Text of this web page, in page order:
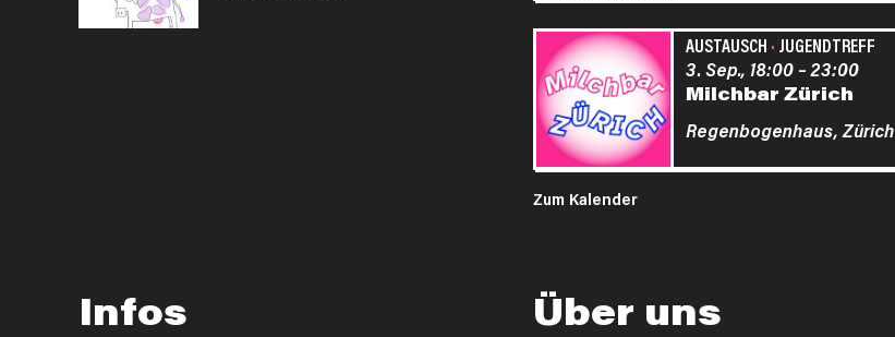
AUSTAUSCH · JUGENDTREFF
Milchbar Zürich
3. Sep., 18:00 –23:00
Regenbogenhaus,Zürich
Zum Kalender
Infos Über uns